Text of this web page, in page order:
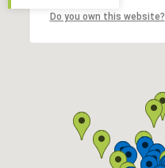
Do you own this website?